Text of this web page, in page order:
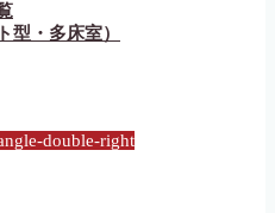
型・多床室）
double-right